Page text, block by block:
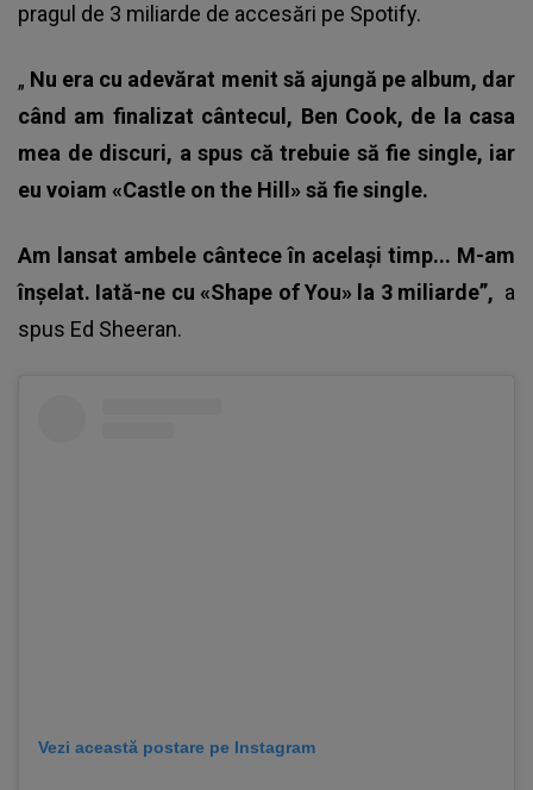
pragul de 3 miliarde de accesări pe Spotify.
„ Nu era cu adevărat menit să ajungă pe album, dar
când am finalizat cântecul, Ben Cook, de la casa
mea de discuri, a spus că trebuie să fie single, iar
eu voiam «Castle on the Hill» să fie single.
Am lansat ambele cântece în acelaşi timp... M-am
înşelat. Iată-ne cu «Shape of You» la 3 miliarde”, a
spus Ed Sheeran.
Vezi această postare pe Instagram